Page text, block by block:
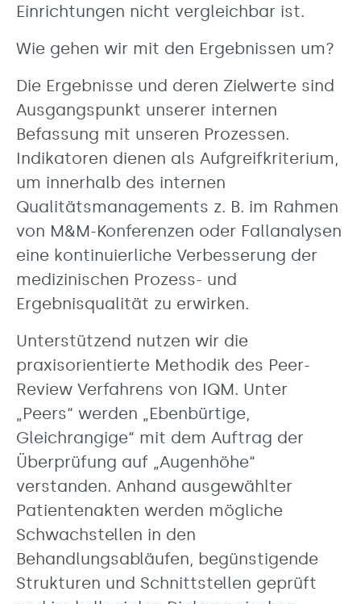
Einrichtungen nicht vergleichbar ist.
Wie gehen wir mit den Ergebnissen um?
Die Ergebnisse und deren Zielwerte sind
Ausgangspunkt unserer internen
Befassung mit unseren Prozessen.
Indikatoren dienen als Aufgreifkriterium,
um innerhalb des internen
Qualitätsmanagements z. B. im Rahmen
von M&M-Konferenzen oder Fallanalysen
eine kontinuierliche Verbesserung der
medizinischen Prozess- und
Ergebnisqualität zu erwirken.
Unterstützend nutzen wir die
praxisorientierte Methodik des Peer-
Review Verfahrens von IQM. Unter
„Peers“ werden „Ebenbürtige,
Gleichrangige“ mit dem Auftrag der
Überprüfung auf „Augenhöhe“
verstanden. Anhand ausgewählter
Patientenakten werden mögliche
Schwachstellen in den
Behandlungsabläufen, begünstigende
Strukturen und Schnittstellen geprüft